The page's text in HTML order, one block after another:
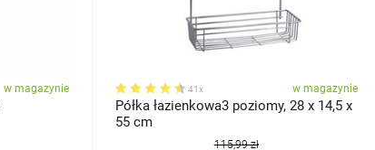
w magazynie 41x w magazynie
Półka łazienkowa3 poziomy, 28 x 14,5 x
55 cm
115,99 zł